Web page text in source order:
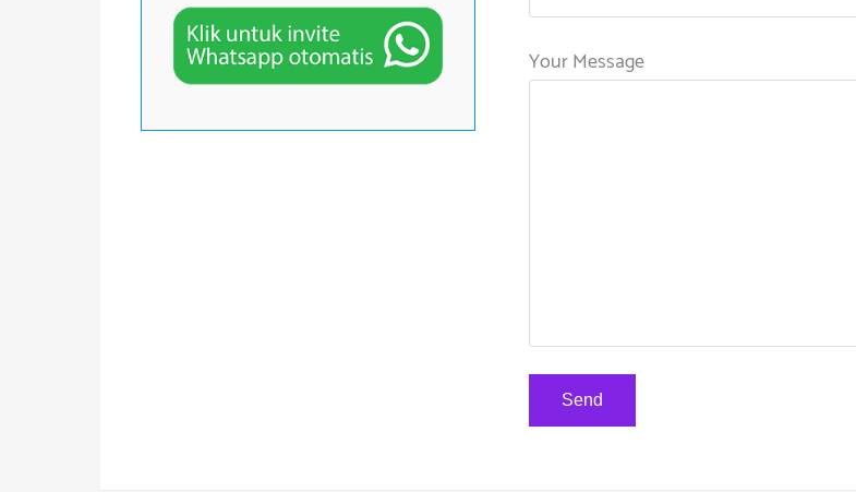
Your Message